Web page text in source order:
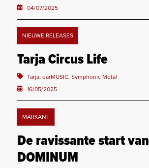
04/07/2025
NIEUWE RELEASES
Tarja Circus Life
Tarja, earMUSIC, Symphonic Metal
16/05/2025
MARKANT
De ravissante start van
DOMINUM